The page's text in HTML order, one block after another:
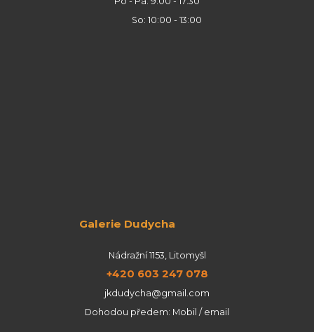
So: 10:00 - 13:00
Galerie Dudycha
Nádražní 1153, Litomyšl
+420 603 247 078
jkdudycha@gmail.com
Dohodou předem: Mobil / email